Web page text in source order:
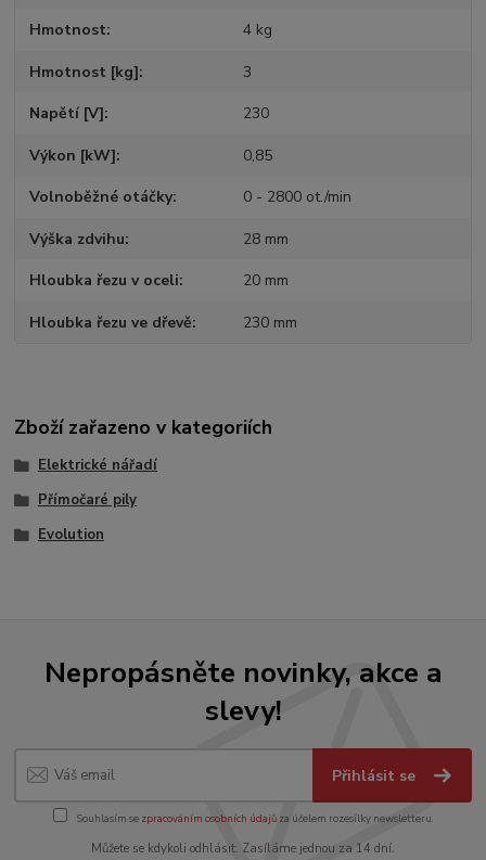
Hmotnost 4 kg
Hmotnost [kg] 3
Napětí [V] 230
Výkon [kW] 0,85
Volnoběžné otáčky 0 - 2800 ot./min
Výška zdvihu 28 mm
Hloubka řezu v oceli 20 mm
Hloubka řezu ve dřevě 230 mm
Zboží zařazeno v kategoriích
Elektrické nářadí
Přímočaré pily
Evolution
Nepropásněte novinky, akce a
slevy!
Přihlásit se
Souhlasím se zpracováním osobních údajůza účelem rozesílky newsletteru.
Můžete se kdykoli odhlásit. Zasíláme jednou za 14 dní.